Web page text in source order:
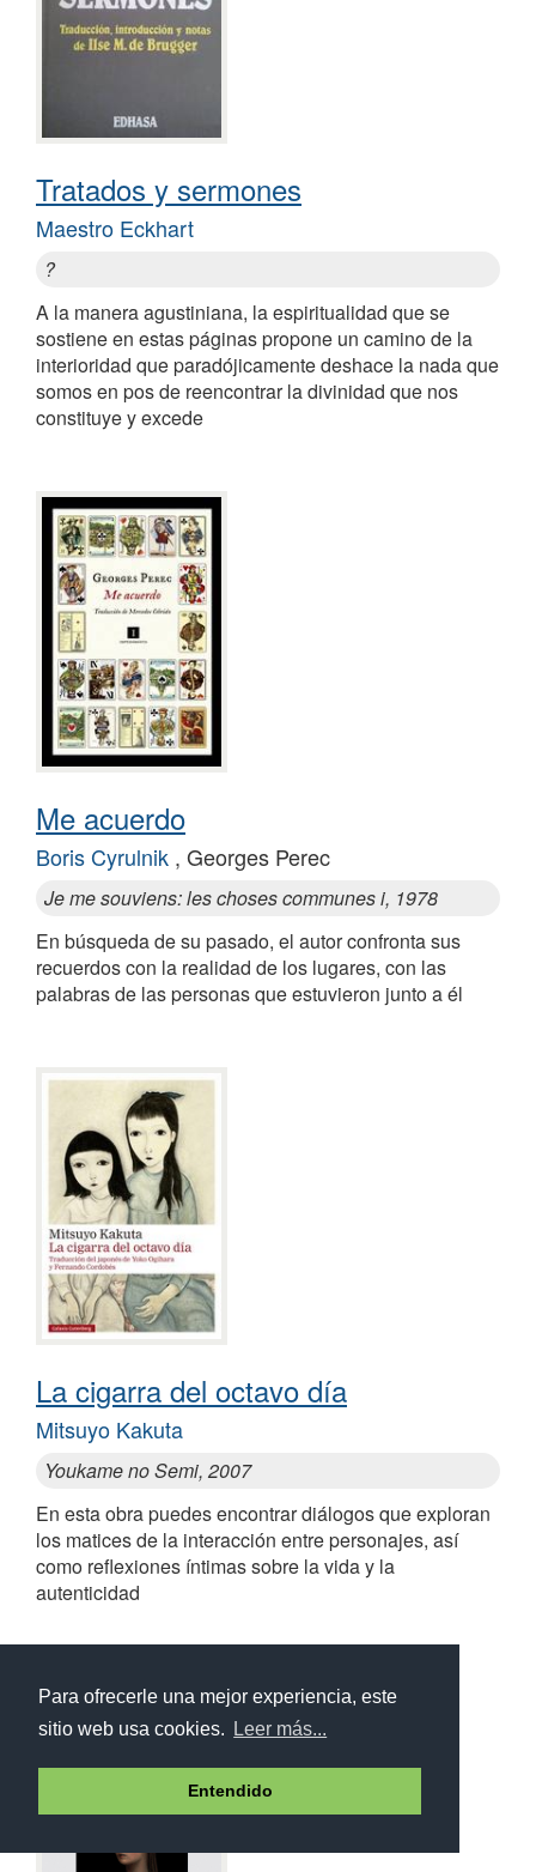
Para ofrecerle una mejor experiencia, este
sitio web usa cookies.
Leer más...
Entendido
Tratados y sermones
Maestro Eckhart
?
A la manera agustiniana, la espiritualidad que se
sostiene en estas páginas propone un camino de la
interioridad que paradójicamente deshace la nada que
somos en pos de reencontrar la divinidad que nos
constituye y excede
Me acuerdo
Boris Cyrulnik , Georges Perec
Je me souviens: les choses communes i, 1978
En búsqueda de su pasado, el autor confronta sus
recuerdos con la realidad de los lugares, con las
palabras de las personas que estuvieron junto a él
La cigarra del octavo día
Mitsuyo Kakuta
Youkame no Semi, 2007
En esta obra puedes encontrar diálogos que exploran
los matices de la interacción entre personajes, así
como reflexiones íntimas sobre la vida y la
autenticidad